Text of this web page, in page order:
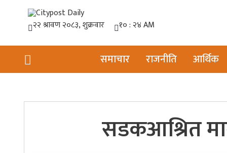
समाचार राजनीति आर्थिक
सडकआश्रित